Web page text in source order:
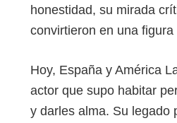
honestidad, su mirada
convirtieron en una figura
Hoy, España y América
actor que supo habitar
y darles alma. Su legado